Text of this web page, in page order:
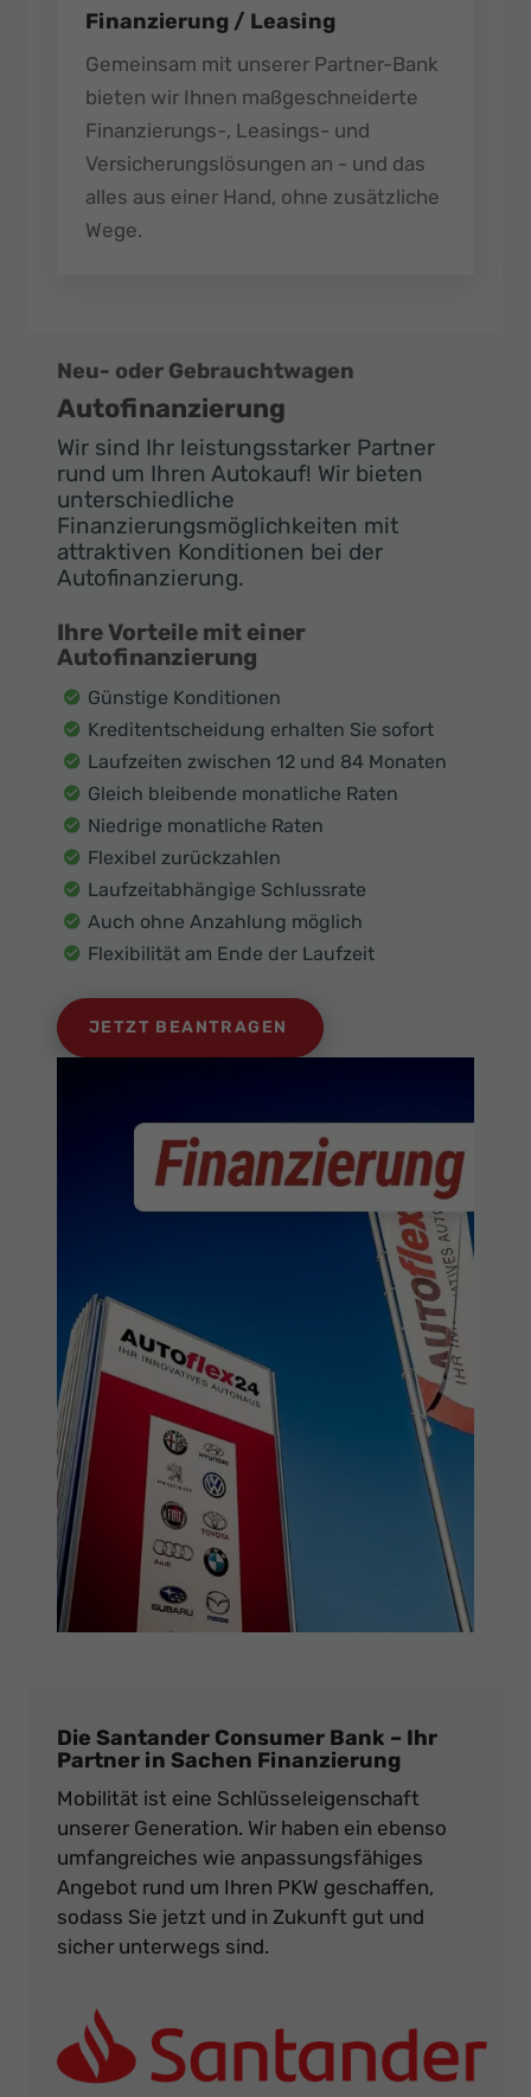
Finanzierung / Leasing
Gemeinsam mit unserer Partner-Bank
bieten wir Ihnen maßgeschneiderte
Finanzierungs-, Leasings- und
Versicherungslösungen an - und das
alles aus einer Hand, ohne zusätzliche
Wege.
Neu- oder Gebrauchtwagen
Autofinanzierung
Wir sind Ihr leistungsstarker Partner
rund um Ihren Autokauf! Wir bieten
unterschiedliche
Finanzierungsmöglichkeiten mit
attraktiven Konditionen bei der
Autofinanzierung.
Ihre Vorteile mit einer
Autofinanzierung
Günstige Konditionen
Kreditentscheidung erhalten Sie sofort
Laufzeiten zwischen 12 und 84 Monaten
Gleich bleibende monatliche Raten
Niedrige monatliche Raten
Flexibel zurückzahlen
Laufzeitabhängige Schlussrate
Auch ohne Anzahlung möglich
Flexibilität am Ende der Laufzeit
JETZT BEANTRAGEN
Die Santander Consumer Bank – Ihr
Partner in Sachen Finanzierung
Mobilität ist eine Schlüsseleigenschaft
unserer Generation. Wir haben ein ebenso
umfangreiches wie anpassungsfähiges
Angebot rund um Ihren PKW geschaffen,
sodass Sie jetzt und in Zukunft gut und
sicher unterwegs sind.